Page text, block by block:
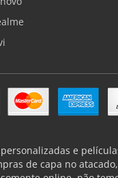
e
de capa no